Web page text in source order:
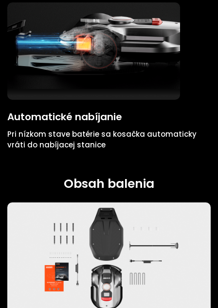
Automatické nabíjanie
Pri nízkom stave batérie sa kosačka automaticky
vráti do nabíjacej stanice
Obsah balenia